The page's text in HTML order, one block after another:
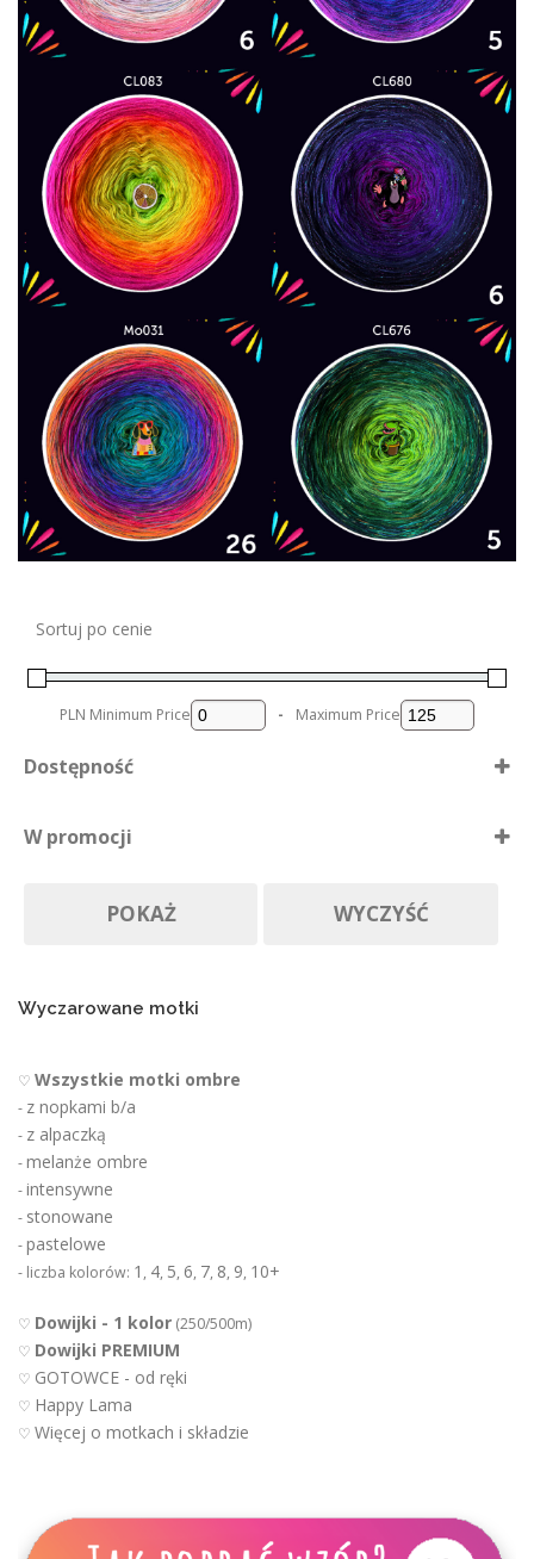
Sortuj po cenie
PLN Minimum Price - Maximum Price
Dostępność
Nie ma póki co
W promocji
POKAŻ WYCZYŚĆ
Wyczarowane motki
♡ Wszystkie motki ombre
- z nopkami b/a
- z alpaczką
-melanże ombre
-intensywne
- stonowane
-pastelowe
- liczba kolorów: 1 , 4, 5, 6, 7, 8, 9, 10+
♡ Dowijki - 1 kolor (250/500m)
♡ Dowijki PREMIUM
♡ GOTOWCE - od ręki
♡ Happy Lama
♡ Więcej o motkach i składzie